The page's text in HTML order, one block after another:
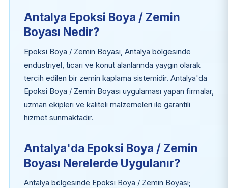
Antalya Epoksi Boya / Zemin
Boyası Nedir?
Epoksi Boya / Zemin Boyası, Antalya bölgesinde
endüstriyel, ticari ve konut alanlarında yaygın olarak
tercih edilen bir zemin kaplama sistemidir. Antalya'da
Epoksi Boya / Zemin Boyası uygulaması yapan firmalar,
uzman ekipleri ve kaliteli malzemeleri ile garantili
hizmet sunmaktadır.
Antalya'da Epoksi Boya / Zemin
Boyası Nerelerde Uygulanır?
Antalya bölgesinde Epoksi Boya / Zemin Boyası;